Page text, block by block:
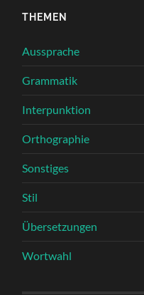
THEMEN
Aussprache
Grammatik
Interpunktion
Orthographie
Sonstiges
Stil
Übersetzungen
Wortwahl